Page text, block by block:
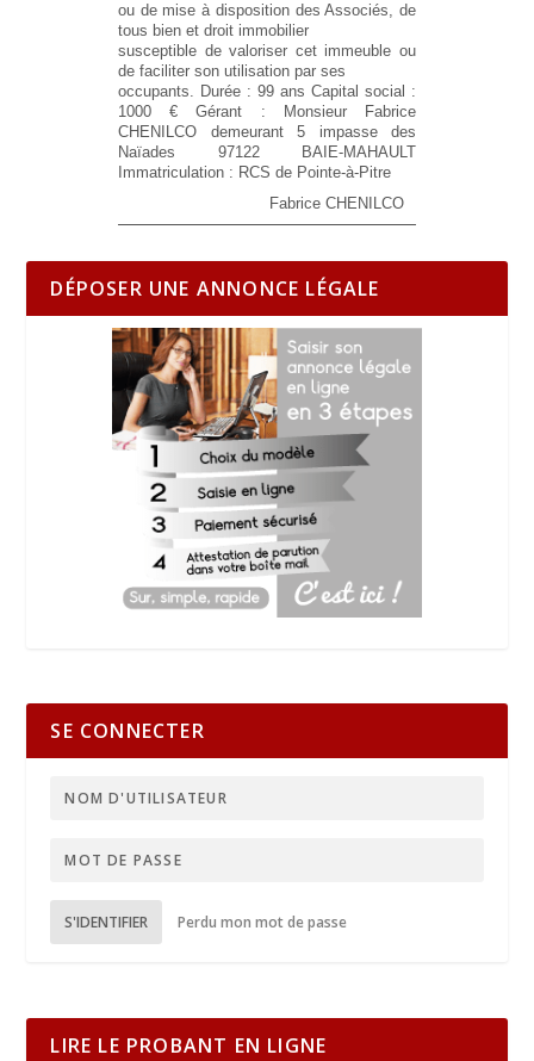
ou de mise à disposition des Associés, de
tous bien et droit immobilier
susceptible de valoriser cet immeuble ou
de faciliter son utilisation par ses
occupants. Durée : 99 ans Capital social :
1000 € Gérant :
Monsieur Fabrice
CHENILCO demeurant 5 impasse des
Naïades 97122 BAIE-MAHAULT
Immatriculation : RCS de Pointe-à-Pitre
Fabrice CHENILCO
DÉPOSER UNE ANNONCE LÉGALE
SE CONNECTER
S'IDENTIFIER Perdu mon mot de passe
LIRE LE PROBANT EN LIGNE